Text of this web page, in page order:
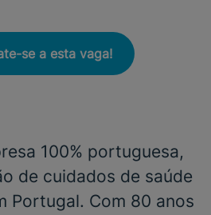
se a esta vaga!
100% portuguesa,
de cuidados de saúde
Portugal. Com 80 anos